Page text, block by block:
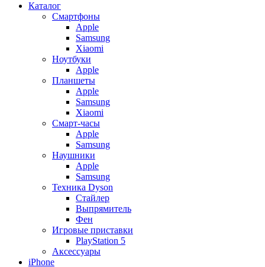
Каталог
Смартфоны
Apple
Samsung
Xiaomi
Ноутбуки
Apple
Планшеты
Apple
Samsung
Xiaomi
Смарт-часы
Apple
Samsung
Наушники
Apple
Samsung
Техника Dyson
Стайлер
Выпрямитель
Фен
Игровые приставки
PlayStation 5
Аксессуары
iPhone